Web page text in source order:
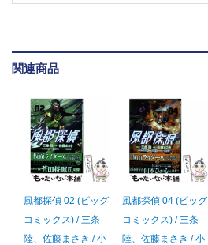
関連商品
風都探偵 02 (ビッグ
コミックス) / 三条
陸、佐藤まさき / 小
風都探偵 04 (ビッグ
コミックス) / 三条
陸、佐藤まさき / 小